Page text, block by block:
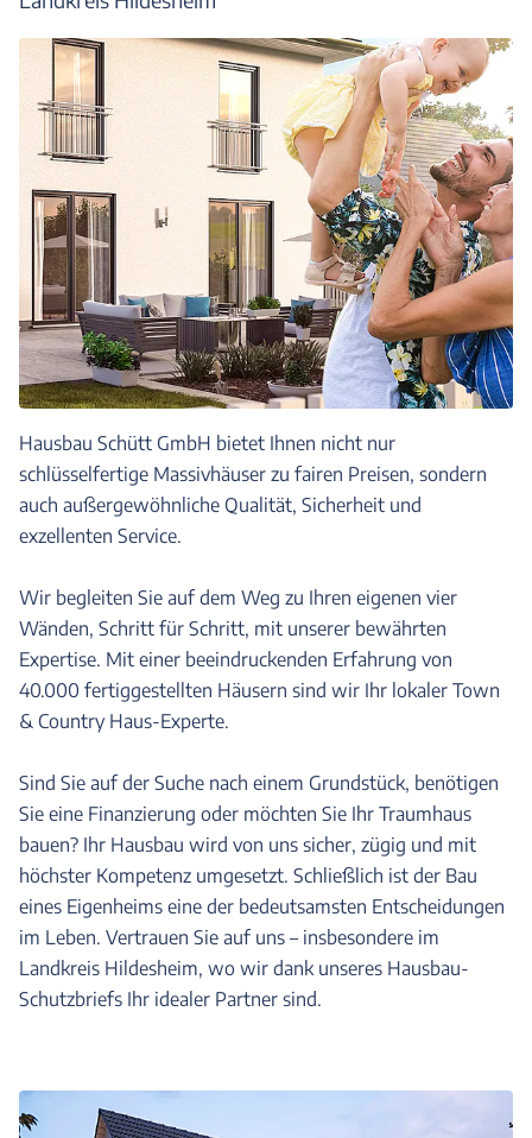
Hausbau Schütt GmbH bietet Ihnen nicht nur
schlüsselfertige Massivhäuser zu fairen Preisen, sondern
auch außergewöhnliche Qualität, Sicherheit und
exzellenten Service.
Wir begleiten Sie auf dem Weg zu Ihren eigenen vier
Wänden, Schritt für Schritt, mit unserer bewährten
Expertise. Mit einer beeindruckenden Erfahrung von
40.000 fertiggestellten Häusern sind wir Ihr lokaler Town
& Country Haus-Experte.
Sind Sie auf der Suche nach einem Grundstück, benötigen
Sie eine Finanzierung oder möchten Sie Ihr Traumhaus
bauen? Ihr Hausbau wird von uns sicher, zügig und mit
höchster Kompetenz umgesetzt. Schließlich ist der Bau
eines Eigenheims eine der bedeutsamsten Entscheidungen
im Leben. Vertrauen Sie auf uns – insbesondere im
Landkreis Hildesheim, wo wir dank unseres Hausbau-
Schutzbriefs Ihr idealer Partner sind.